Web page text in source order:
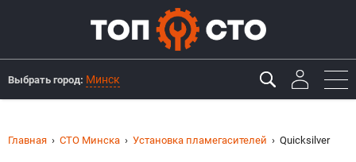
Выбрать город: Минск
Главная СТО Минска Установка пламегасителей Quicksilver